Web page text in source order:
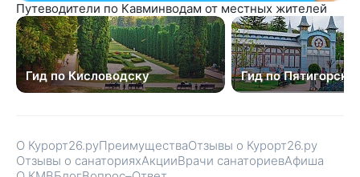
Путеводители по Кавминводам от местных жителей
Гид по Кисловодску Гид по Пятигорску
О Курорт26.руПреимуществаОтзывы о Курорт26.ру
Отзывы о санаторияхАкцииВрачи санаториевАфиша